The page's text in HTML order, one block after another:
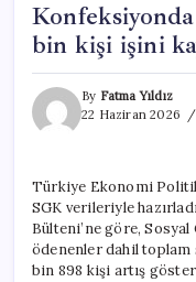
bin kişi işini
By Fatma Yıldız
22 Haziran 2026
Türkiye Ekonomi
SGK verileriyle
Bülteni’ne göre,
ödenenler dahil toplam
bin 898 kişi artış